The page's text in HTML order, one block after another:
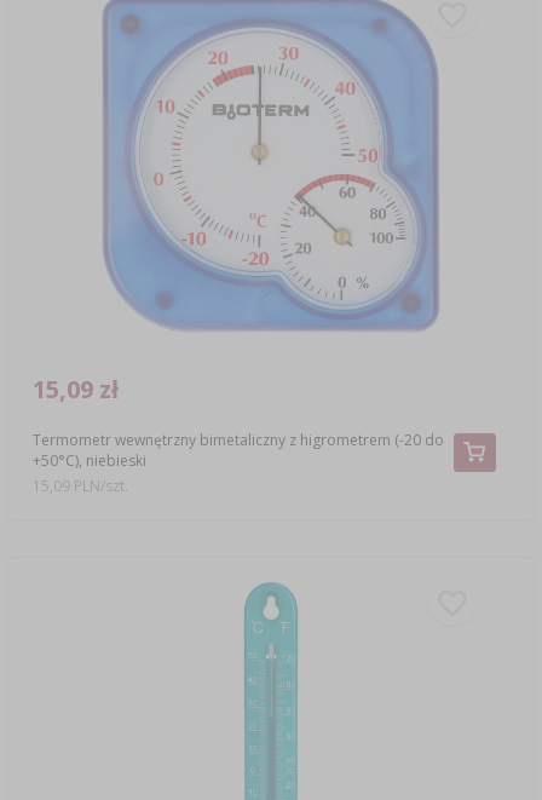
Termometr wewnętrzny bimetaliczny z higrometrem (-20 do
+50°C), niebieski
15,09 zł
15,09 PLN/szt.